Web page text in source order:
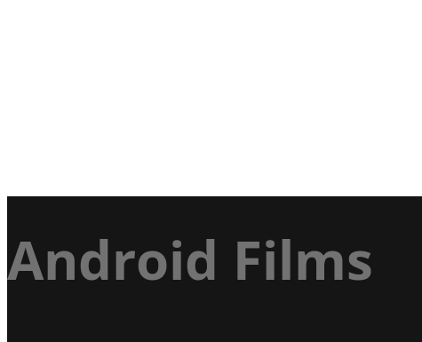
Android Films